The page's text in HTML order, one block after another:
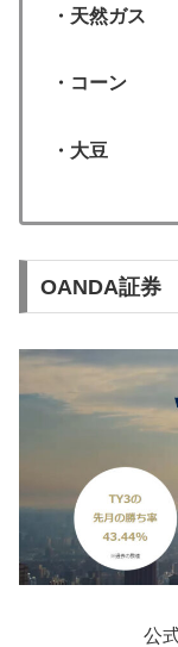
・天然ガス
・コーン
・大豆
OANDA証券
公